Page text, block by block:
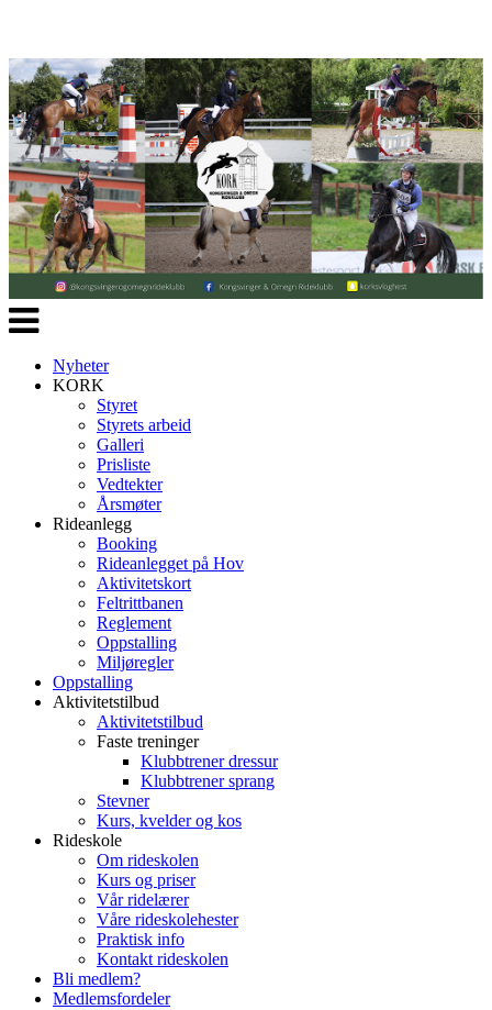
Veksle
navigasjon
Nyheter
KORK
Styret
Styrets arbeid
Galleri
Prisliste
Vedtekter
Årsmøter
Rideanlegg
Booking
Rideanlegget på Hov
Aktivitetskort
Feltrittbanen
Reglement
Oppstalling
Miljøregler
Oppstalling
Aktivitetstilbud
Aktivitetstilbud
Faste treninger
Klubbtrener dressur
Klubbtrener sprang
Stevner
Kurs, kvelder og kos
Rideskole
Om rideskolen
Kurs og priser
Vår ridelærer
Våre rideskolehester
Praktisk info
Kontakt rideskolen
Bli medlem?
Medlemsfordeler